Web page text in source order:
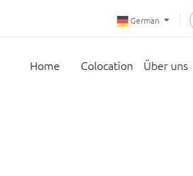
German
Home Colocation Über uns